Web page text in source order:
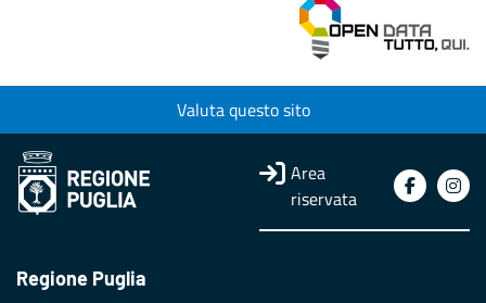
Valuta questo sito
Area
riservata
Regione Puglia